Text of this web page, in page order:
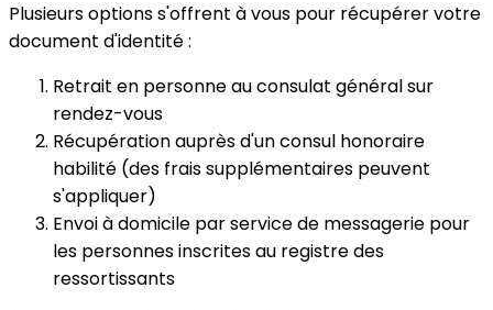
Plusieurs options s'offrent à vous pour récupérer votre
document d'identité :
Retrait en personne au consulat général sur
rendez-vous
Récupération auprès d'un consul honoraire
habilité (des frais supplémentaires peuvent
s'appliquer)
Envoi à domicile par service de messagerie pour
les personnes inscrites au registre des
ressortissants